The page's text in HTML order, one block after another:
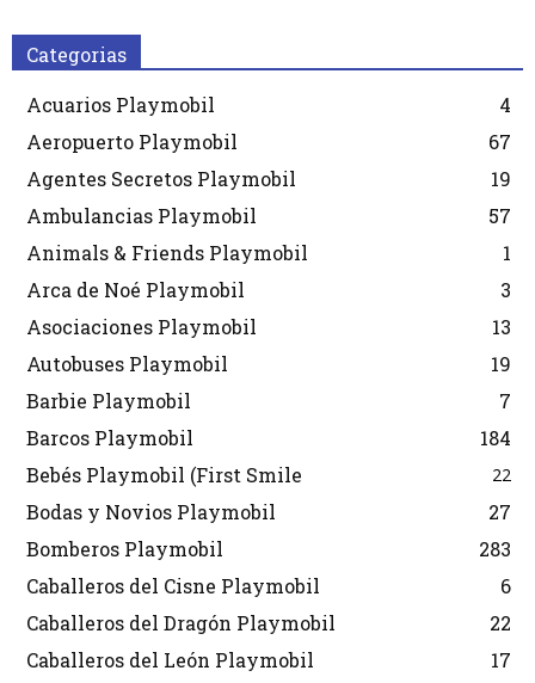
Categorias
Acuarios Playmobil
4
Aeropuerto Playmobil
67
Agentes Secretos Playmobil
19
Ambulancias Playmobil
57
Animals & Friends Playmobil
1
Arca de Noé Playmobil
3
Asociaciones Playmobil
13
Autobuses Playmobil
19
Barbie Playmobil
7
Barcos Playmobil
184
Bebés Playmobil (First Smile
22
Bodas y Novios Playmobil
27
Bomberos Playmobil
283
Caballeros del Cisne Playmobil
6
Caballeros del Dragón Playmobil
22
Caballeros del León Playmobil
17